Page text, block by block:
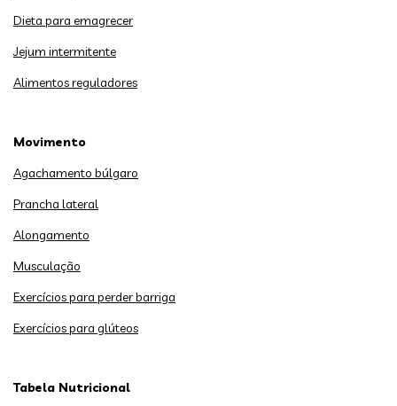
Dieta para emagrecer
Jejum intermitente
Alimentos reguladores
Movimento
Agachamento búlgaro
Prancha lateral
Alongamento
Musculação
Exercícios para perder barriga
Exercícios para glúteos
Tabela Nutricional